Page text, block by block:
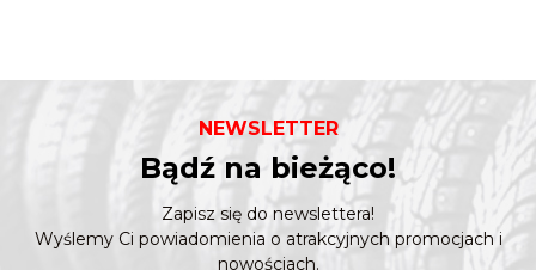
NEWSLETTER
Bądź na bieżąco!
Zapisz się do newslettera!
Wyślemy Ci powiadomienia o atrakcyjnych promocjach i
nowościach.